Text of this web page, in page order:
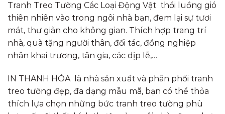
Tranh Treo Tường Các Loại Động Vật thổi luồng gió
thiên nhiên vào trong ngôi nhà bạn, đem lại sự tươi
mát, thư giãn cho không gian. Thích hợp trang trí
nhà, quà tặng người thân, đối tác, đồng nghiệp
nhân khai trương, tân gia, các dịp lễ,…
IN THANH HÓA là nhà sản xuất và phân phối tranh
treo tường đẹp, đa dạng mẫu mã, bạn có thể thỏa
thích lựa chọn những bức tranh treo tường phù